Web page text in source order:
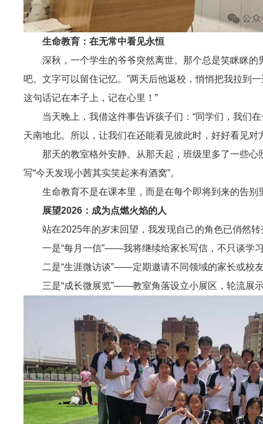
生命教育：在无常中看见永恒
深秋，一个学生的爷爷突然离世。那个总是笑眯眯的
吧。文字可以留住记忆。”两天后他返校，悄悄把我拉到
这句话记在本子上，记在心里！”
当天晚上，我借这件事告诉孩子们：“同学们，我们
天南地北。所以，让我们在还能看见彼此时，好好看见对
那天的教室格外安静。从那天起，班级里多了一些
写“今天发现小茜其实笑起来有酒窝”。
生命教育不是在课本里，而是在每个即将到来的告
展望2026：成为点燃火焰的人
站在2025年的岁末回望，我发现自己的角色已俏然转
一是“每月一信”——我将继续给家长写信，不只谈学
二是“生涯微访谈”——定期邀请不同领域的家长或校
三是“成长微展览”——教室角落设立小展区，轮流展